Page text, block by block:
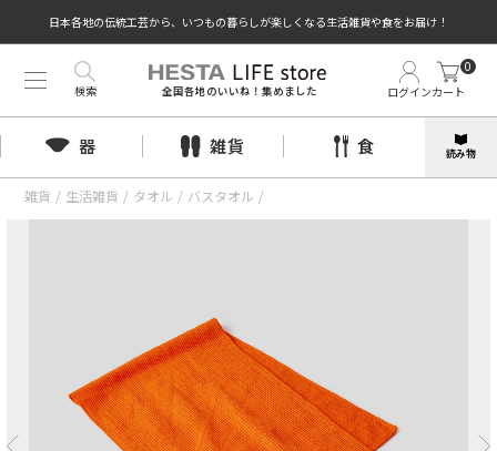
日本各地の伝統工芸から、いつもの暮らしが楽しくなる生活雑貨や食をお届け！
全国各地のいいね！集めました ログインカート
0
検索
器 雑貨 食 読み物
雑貨 / 生活雑貨 / タオル / バスタオル /